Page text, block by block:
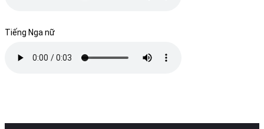
Tiếng Nga nữ